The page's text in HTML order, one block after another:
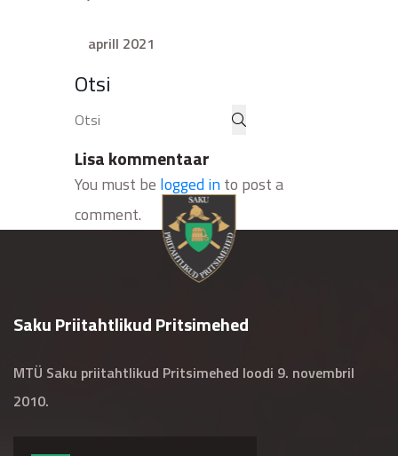
aprill 2021
Otsi
Lisa kommentaar
You must be logged into post a
comment.
Saku Priitahtlikud Pritsimehed
MTÜ Saku priitahtlikud Pritsimehed loodi 9. novembril
2010.